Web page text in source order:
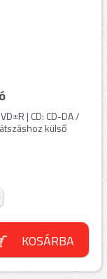
| CD: CD-DA /
külső
KOSÁRBA